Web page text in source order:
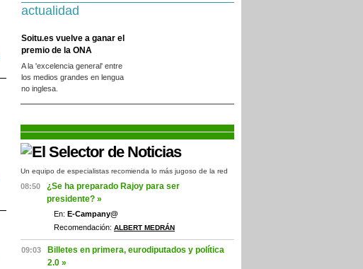
actualidad
Soitu.es vuelve a ganar el
premio de la ONA
A la 'excelencia general' entre
los medios grandes en lengua
no inglesa.
Un equipo de especialistas recomienda lo más jugoso de la red
08:50
¿Se ha preparado Rajoy para ser
presidente? »
En: E-Campany@
Recomendación: ALBERT MEDRÁN
09:03
Billetes en primera, eurodiputados y política
2.0 »